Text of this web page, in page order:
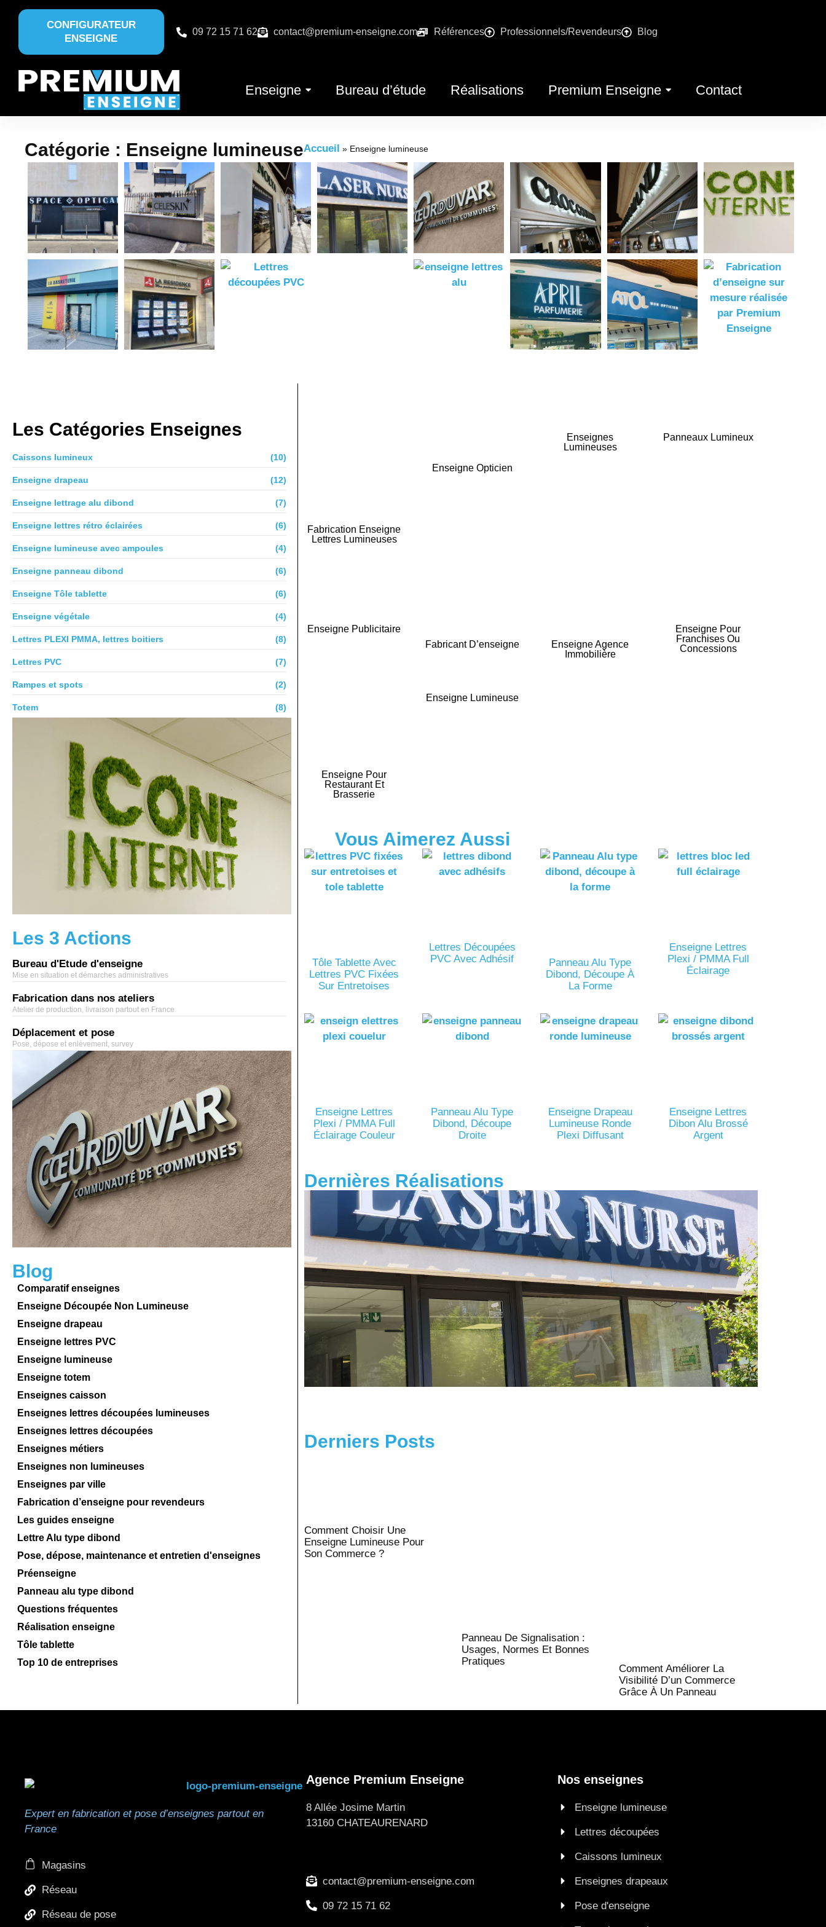
CONFIGURATEUR
ENSEIGNE
09 72 15 71 62 contact@premium-enseigne.com Références Professionnels/Revendeurs Blog
Enseigne Bureau d’étude Réalisations Premium Enseigne Contact
Catégorie : Enseigne lumineuseAccueil » Enseigne lumineuse
Les Catégories Enseignes
Caissons lumineux (10)
Enseigne drapeau (12)
Enseigne lettrage alu dibond (7)
Enseigne lettres rétro éclairées (6)
Enseigne lumineuse avec ampoules (4)
Enseigne panneau dibond (6)
Enseigne Tôle tablette (6)
Enseigne végétale (4)
Lettres PLEXI PMMA, lettres boitiers (8)
Lettres PVC (7)
Rampes et spots (2)
Totem (8)
Les 3 Actions
Bureau d'Etude d'enseigne
Mise en situation et démarches administratives
Fabrication dans nos ateliers
Atelier de production, livraison partout en France
Déplacement et pose
Pose, dépose et enlèvement, survey
Blog
Comparatif enseignes
Enseigne Découpée Non Lumineuse​
Enseigne drapeau
Enseigne lettres PVC
Enseigne lumineuse
Enseigne totem
Enseignes caisson
Enseignes lettres découpées lumineuses
Enseignes lettres découpées
Enseignes métiers
Enseignes non lumineuses
Enseignes par ville
Fabrication d’enseigne pour revendeurs
Les guides enseigne
Lettre Alu type dibond
Pose, dépose, maintenance et entretien d'enseignes
Préenseigne
Panneau alu type dibond
Questions fréquentes
Réalisation enseigne
Tôle tablette
Top 10 de entreprises
Fabrication Enseigne
Lettres Lumineuses
Enseigne Opticien
Enseignes
Lumineuses
Panneaux Lumineux
Enseigne Publicitaire
Fabricant D’enseigne
Enseigne Agence
Immobilière
Enseigne Pour
Franchises Ou
Concessions
Enseigne Pour
Restaurant Et
Brasserie
Enseigne Lumineuse
Vous Aimerez Aussi
Tôle Tablette Avec
Lettres PVC Fixées
Sur Entretoises
Lettres Découpées
PVC Avec Adhésif
Panneau Alu Type
Dibond, Découpe À
La Forme
Enseigne Lettres
Plexi / PMMA Full
Éclairage
Enseigne Lettres
Plexi / PMMA Full
Éclairage Couleur
Panneau Alu Type
Dibond, Découpe
Droite
Enseigne Drapeau
Lumineuse Ronde
Plexi Diffusant
Enseigne Lettres
Dibon Alu Brossé
Argent
Dernières Réalisations
Derniers Posts
Comment Choisir Une
Enseigne Lumineuse Pour
Son Commerce ?
Panneau De Signalisation :
Usages, Normes Et Bonnes
Pratiques
Comment Améliorer La
Visibilité D’un Commerce
Grâce À Un Panneau
Expert en fabrication et pose d’enseignes partout en
France
Magasins
Réseau
Réseau de pose
Agence Premium Enseigne
8 Allée Josime Martin
13160 CHATEAURENARD
contact@premium-enseigne.com
09 72 15 71 62
Nos enseignes
Enseigne lumineuse
Lettres découpées
Caissons lumineux
Enseignes drapeaux
Pose d'enseigne